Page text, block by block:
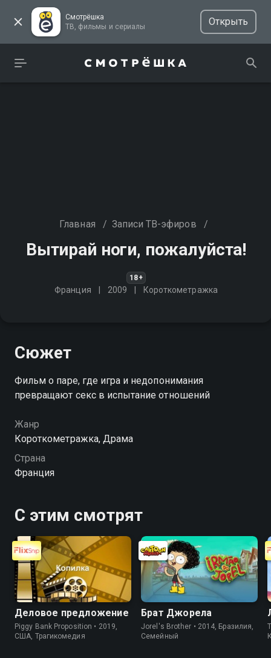
Смотрёшка
ТВ, фильмы и сериалы
Открыть
Главная / Записи ТВ-эфиров /
Вытирай ноги, пожалуйста!
18+
Франция 2009 Короткометражка
Сюжет
Фильм о паре, где игра и недопонимания
превращают секс в испытание отношений
Жанр
Короткометражка, Драма
Страна
Франция
С этим смотрят
Деловое предложение
Piggy Bank Proposition • 2019,
США, Трагикомедия
Брат Джорела
Jorel's Brother • 2014, Бразилия,
Cемейный